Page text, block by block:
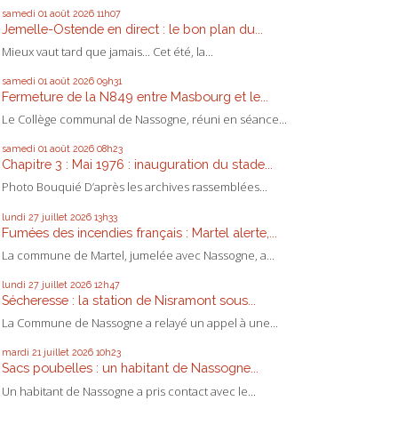
samedi 01 août 2026 11h07
Jemelle-Ostende en direct : le bon plan du...
Mieux vaut tard que jamais... Cet été, la...
samedi 01 août 2026 09h31
Fermeture de la N849 entre Masbourg et le...
Le Collège communal de Nassogne, réuni en séance...
samedi 01 août 2026 08h23
Chapitre 3 : Mai 1976 : inauguration du stade...
Photo Bouquié D’après les archives rassemblées...
lundi 27 juillet 2026 13h33
Fumées des incendies français : Martel alerte,...
La commune de Martel, jumelée avec Nassogne, a...
lundi 27 juillet 2026 12h47
Sécheresse : la station de Nisramont sous...
La Commune de Nassogne a relayé un appel à une...
mardi 21 juillet 2026 10h23
Sacs poubelles : un habitant de Nassogne...
Un habitant de Nassogne a pris contact avec le...